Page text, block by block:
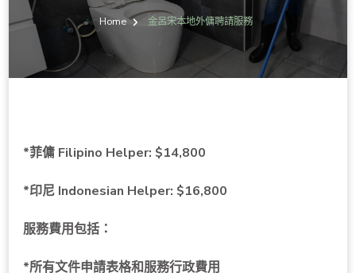
Home 金呂宋本地外傭聘請服務
*菲傭 Filipino Helper: $14,800
*印尼 Indonesian Helper: $16,800
服務費用包括：
*所有文件申請表格和服務行政費用